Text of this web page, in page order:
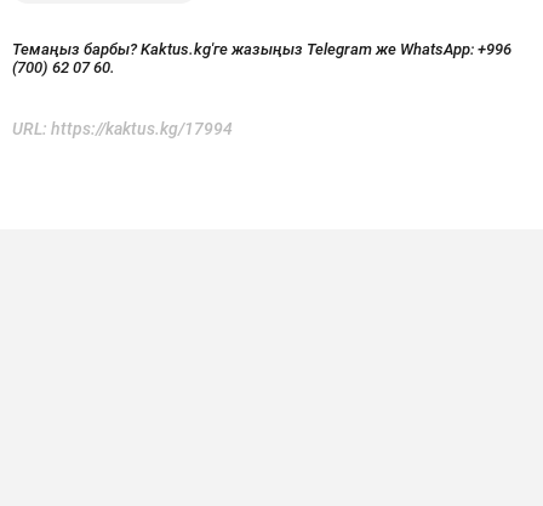
Темаңыз барбы? Kaktus.kg'ге жазыңыз Telegram же WhatsApp: +996
(700) 62 07 60.
URL: https://kaktus.kg/17994